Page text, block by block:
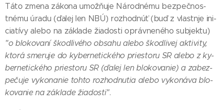
Tá­to zme­na zá­ko­na umož­ňu­je Ná­rod­né­mu bez­peč­nos­
tné­mu úra­du (ďa­lej len NBÚ) roz­hod­núť (buď z vlas­tnje ini­
cia­tí­vy ale­bo na zá­kla­de žia­dos­ti op­ráv­ne­né­ho sub­jek­tu)
"o blo­ko­va­ní škod­li­vé­ho ob­sa­hu ale­bo škod­li­vej ak­ti­vi­ty,
kto­rá sme­ru­je do ky­ber­ne­tic­ké­ho pries­to­ru SR ale­bo z ky­
ber­ne­tic­ké­ho pries­to­ru SR (ďa­lej len blo­ko­va­nie) a za­bez­
pe­ču­je vy­ko­na­nie toh­to roz­hod­nu­tia ale­bo vy­ko­ná­va blo­
ko­va­nie na zá­kla­de žia­dos­ti".